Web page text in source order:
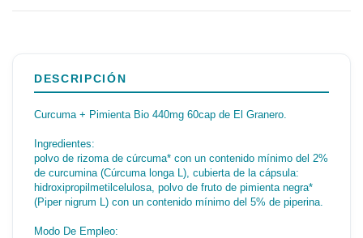
DESCRIPCIÓN
Curcuma + Pimienta Bio 440mg 60cap de El Granero.
Ingredientes:
polvo de rizoma de cúrcuma* con un contenido mínimo del 2%
de curcumina (Cúrcuma longa L), cubierta de la cápsula:
hidroxipropilmetilcelulosa, polvo de fruto de pimienta negra*
(Piper nigrum L) con un contenido mínimo del 5% de piperina.
Modo De Empleo: